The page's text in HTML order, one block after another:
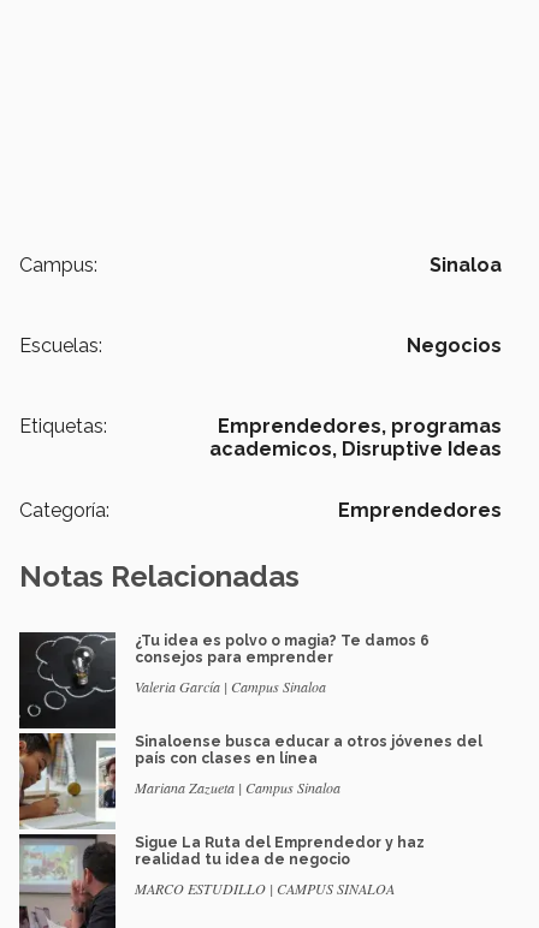
Campus: Sinaloa
Escuelas: Negocios
Etiquetas: Emprendedores, programas
academicos, Disruptive Ideas
Categoría: Emprendedores
Notas Relacionadas
¿Tu idea es polvo o magia? Te damos 6
consejos para emprender
Valeria García | Campus Sinaloa
Sinaloense busca educar a otros jóvenes del
país con clases en línea
Mariana Zazueta | Campus Sinaloa
Sigue La Ruta del Emprendedor y haz
realidad tu idea de negocio
MARCO ESTUDILLO | CAMPUS SINALOA